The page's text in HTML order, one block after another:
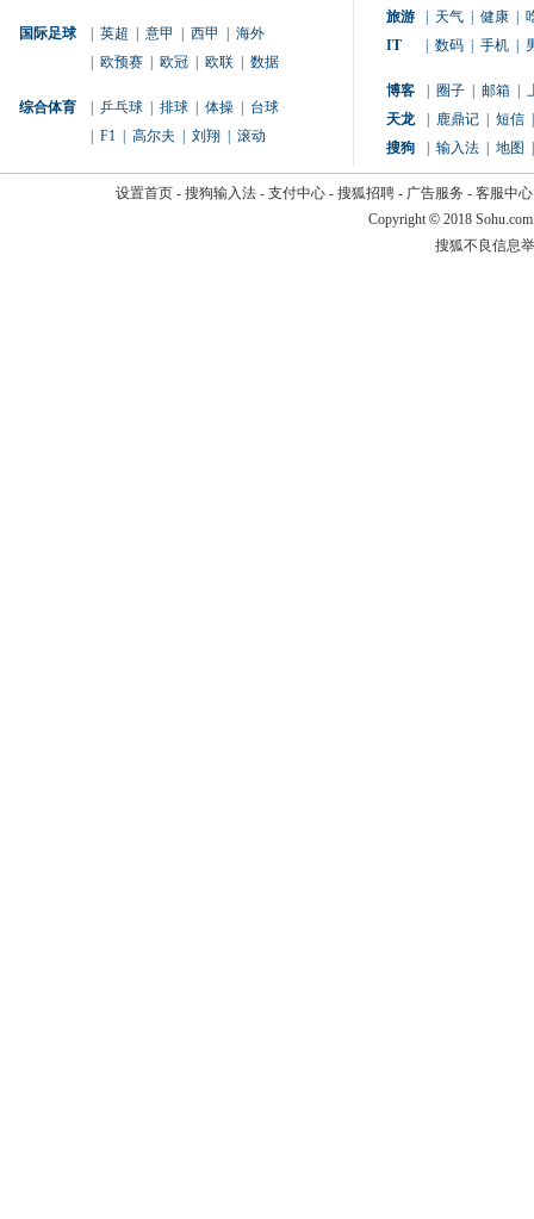
国际足球 英超 意甲 西甲
海外
欧预赛 欧冠 欧联 数据
综合体育 乒乓球 排球 体操
台球
F1 高尔夫 刘翔 滚动
旅游
天气 健康
IT
数码 手机
博客 圈子 邮箱
天龙
鹿鼎记 短信
搜狗
输入法 地图
设置首页- 搜狗输入法- 支付中心- 搜狐招聘- 广告服务 - 客服中心
Copyright © 2018
搜狐不良信息